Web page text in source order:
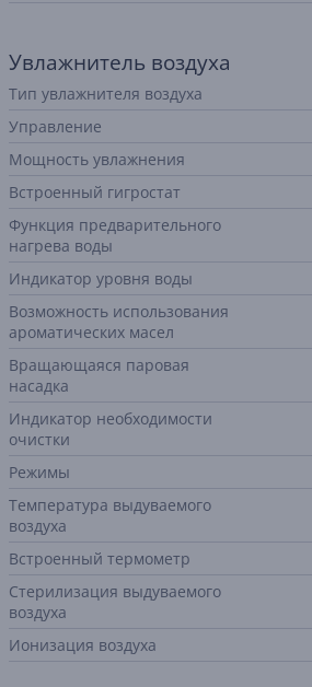
Увлажнитель воздуха
Тип увлажнителя воздуха
Управление
Мощность увлажнения
Встроенный гигростат
Функция предварительного
нагрева воды
Индикатор уровня воды
Возможность использования
ароматических масел
Вращающаяся паровая
насадка
Индикатор необходимости
очистки
Режимы
Температура выдуваемого
воздуха
Встроенный термометр
Стерилизация выдуваемого
воздуха
Ионизация воздуха